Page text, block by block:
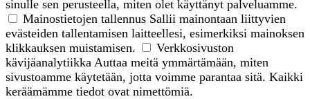
sinulle sen perusteella, miten olet käyttänyt palveluamme.
Mainostietojen tallennus Sallii mainontaan liittyvien
evästeiden tallentamisen laitteellesi, esimerkiksi mainoksen
klikkauksen muistamisen.
Verkkosivuston
kävijäanalytiikka Auttaa meitä ymmärtämään, miten
sivustoamme käytetään, jotta voimme parantaa sitä. Kaikki
keräämämme tiedot ovat nimettömiä.